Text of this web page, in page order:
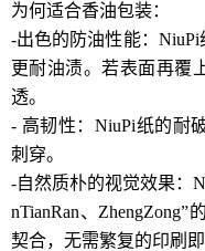
为何适合香油包装：
-出色的防油性能：NiuPi
更耐油渍。若表面再覆
透。
- 高韧性：NiuPi纸的耐
刺穿。
-自然质朴的视觉效果：
nTianRan、
契合，无需繁复的印刷即